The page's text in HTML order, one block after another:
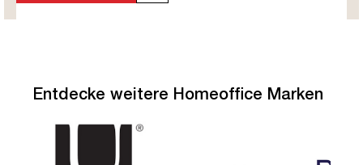
Entdecke weitere Homeoffice Marken